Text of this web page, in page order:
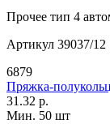
Прочее тип 4
Артикул 39037/12
6879
Пряжка-
31.32 р.
Мин. 50 шт